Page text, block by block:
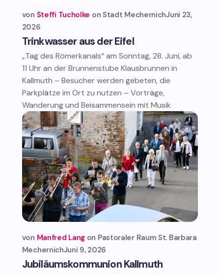
Trinkwasser aus der Eifel
von Steffi Tucholke Stadt MechernichJuni 23,
2026
„Tag des Römerkanals“ am Sonntag, 28. Juni, ab
11 Uhr an der Brunnenstube Klausbrunnen in
Kallmuth – Besucher werden gebeten, die
Parkplätze im Ort zu nutzen – Vorträge,
Wanderung und Beisammensein mit Musik
Jubiläumskommunion Kallmuth
von Manfred Lang
Pastoraler Raum St. Barbara
MechernichJuni 9, 2026